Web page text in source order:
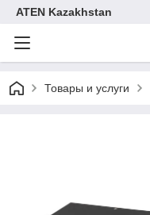
ATEN Kazakhstan
Товары и услуги